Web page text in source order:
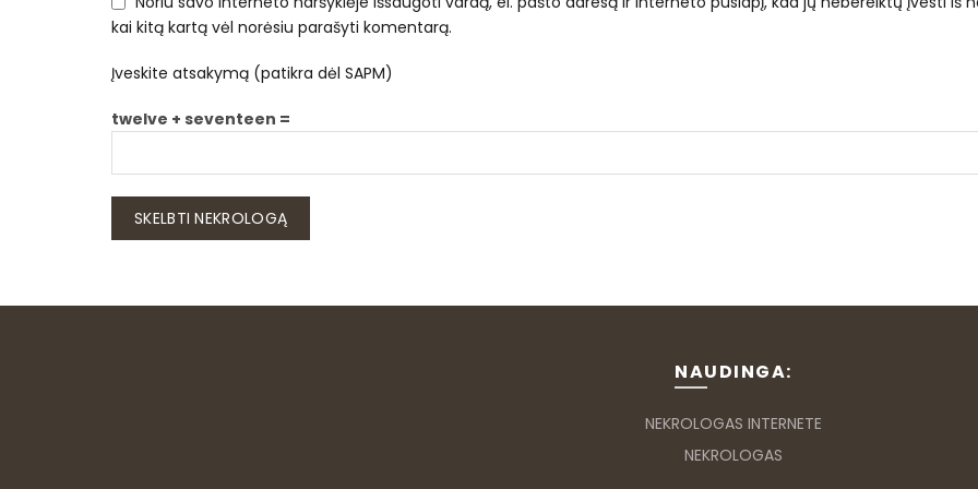
kai kitą kartą vėl norėsiu parašyti komentarą.
Įveskite atsakymą (patikra dėl SAPM)
twelve + seventeen =
NAUDINGA:
NEKROLOGAS INTERNETE
NEKROLOGAS